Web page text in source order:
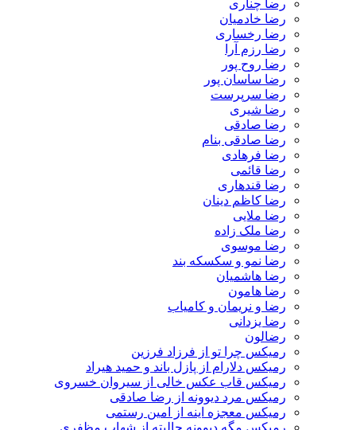
رضا چناری
رضا خادمیان
رضا رخساری
رضا رزم آرا
رضا روح پور
رضا ساسان پور
رضا سرپرست
رضا شیری
رضا صادقی
رضا صادقی بنام
رضا فرهادی
رضا قائمی
رضا قندهاری
رضا کاظم دینان
رضا ملایی
رضا ملک زاده
رضا موسوی
رضا نمو و سکسکه بند
رضا هاشمیان
رضا هامون
رضا و نریمان و کامیاب
رضا یزدانی
رضالون
رمیکس چرا تو از فرزاد فرزین
رمیکس دلارام از پازل باند و حمید هیراد
رمیکس قاب عکس خالی از سیروان خسروی
رمیکس مرد دیوونه از رضا صادقی
رمیکس معجزه اینه از امین رستمی